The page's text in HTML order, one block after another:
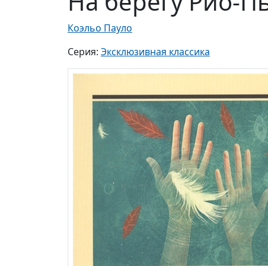
Коэльо Пауло
Серия: Эксклюзивная классика